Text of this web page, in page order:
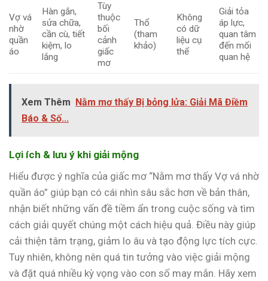
Vợ vá
nhờ
quần
áo
Hàn gắn,
sửa chữa,
cần cù, tiết
kiệm, lo
lắng
Tùy
thuộc
bối
cảnh
giấc
mơ
Thổ
(tham
khảo)
Không
có dữ
liệu cụ
thể
Giải tỏa
áp lực,
quan tâm
đến mối
quan hệ
Xem Thêm
Nằm mơ thấy Bị bỏng lửa: Giải Mã Điềm
Báo & Số...
Lợi ích & lưu ý khi giải mộng
Hiểu được ý nghĩa của giấc mơ “Nằm mơ thấy Vợ vá nhờ
quần áo” giúp bạn có cái nhìn sâu sắc hơn về bản thân,
nhận biết những vấn đề tiềm ẩn trong cuộc sống và tìm
cách giải quyết chúng một cách hiệu quả. Điều này giúp
cải thiện tâm trạng, giảm lo âu và tạo động lực tích cực.
Tuy nhiên, không nên quá tin tưởng vào việc giải mộng
và đặt quá nhiều kỳ vọng vào con số may mắn. Hãy xem